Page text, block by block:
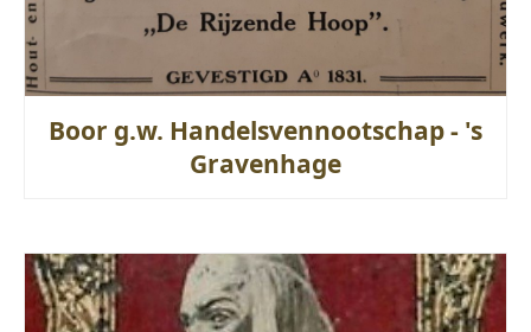
Boor g.w. Handelsvennootschap - 's
Gravenhage